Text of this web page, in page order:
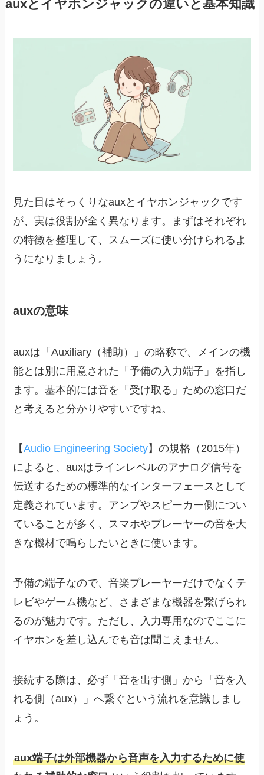
auxとイヤホンジャックの違いと基本知識
見た目はそっくりなauxとイヤホンジャックです
が、実は役割が全く異なります。まずはそれぞれ
の特徴を整理して、スムーズに使い分けられるよ
うになりましょう。
auxの意味
auxは「Auxiliary（補助）」の略称で、メインの機
能とは別に用意された「予備の入力端子」を指し
ます。基本的には音を「受け取る」ための窓口だ
と考えると分かりやすいですね。
【Audio Engineering Society】の規格（2015年）
によると、auxはラインレベルのアナログ信号を
伝送するための標準的なインターフェースとして
定義されています。アンプやスピーカー側につい
ていることが多く、スマホやプレーヤーの音を大
きな機材で鳴らしたいときに使います。
予備の端子なので、音楽プレーヤーだけでなくテ
レビやゲーム機など、さまざまな機器を繋げられ
るのが魅力です。ただし、入力専用なのでここに
イヤホンを差し込んでも音は聞こえません。
接続する際は、必ず「音を出す側」から「音を入
れる側（aux）」へ繋ぐという流れを意識しまし
ょう。
aux端子は外部機器から音声を入力するために使